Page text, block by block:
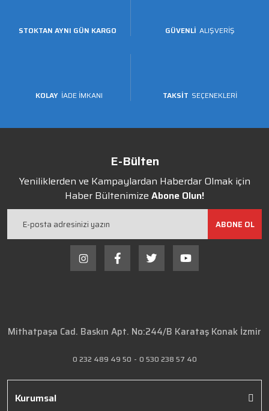
STOKTAN AYNI GÜN KARGO GÜVENLİ ALIŞVERİŞ
KOLAY İADE İMKANI TAKSİT SEÇENEKLERİ
E-Bülten
Yeniliklerden ve Kampaylardan Haberdar Olmak için
Haber Bültenimize Abone Olun!
ABONE OL
Mithatpaşa Cad. Baskın Apt. No:244/B Karataş Konak İzmir
0 232 489 49 50 - 0 530 238 57 40
Kurumsal